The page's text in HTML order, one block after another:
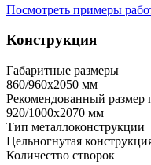
Посмотреть примеры
Конструкция
Габаритные размеры
860/960х2050 мм
Рекомендованный размер
920/1000х2070 мм
Тип металлоконструкции
Цельногнутая
Количество створок